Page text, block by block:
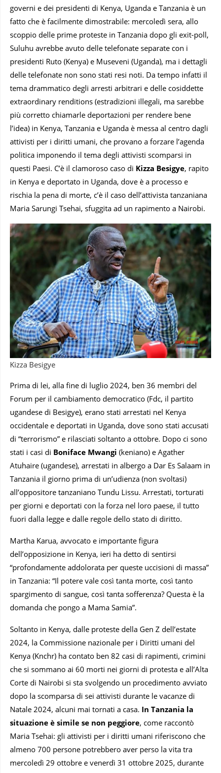
governi e dei presidenti di Kenya, Uganda e Tanzania è un
fatto che è facilmente dimostrabile: mercoledì sera, allo
scoppio delle prime proteste in Tanzania dopo gli exit-poll,
Suluhu avrebbe avuto delle telefonate separate con i
presidenti Ruto (Kenya) e Museveni (Uganda), ma i dettagli
delle telefonate non sono stati resi noti. Da tempo infatti il
tema drammatico degli arresti arbitrari e delle cosiddette
extraordinary renditions (estradizioni illegali, ma sarebbe
più corretto chiamarle deportazioni per rendere bene
l’idea) in Kenya, Tanzania e Uganda è messa al centro dagli
attivisti per i diritti umani, che provano a forzare l’agenda
politica imponendo il tema degli attivisti scomparsi in
questi Paesi. C’è il clamoroso caso di Kizza Besigye, rapito
in Kenya e deportato in Uganda, dove è a processo e
rischia la pena di morte, c’è il caso dell’attivista tanzaniana
Maria Sarungi Tsehai, sfuggita ad un rapimento a Nairobi.
Kizza Besigye
Prima di lei, alla fine di luglio 2024, ben 36 membri del
Forum per il cambiamento democratico (Fdc, il partito
ugandese di Besigye), erano stati arrestati nel Kenya
occidentale e deportati in Uganda, dove sono stati accusati
di “terrorismo” e rilasciati soltanto a ottobre. Dopo ci sono
stati i casi di Boniface Mwangi (keniano) e Agather
Atuhaire (ugandese), arrestati in albergo a Dar Es Salaam in
Tanzania il giorno prima di un’udienza (non svoltasi)
all’oppositore tanzaniano Tundu Lissu. Arrestati, torturati
per giorni e deportati con la forza nel loro paese, il tutto
fuori dalla legge e dalle regole dello stato di diritto.
Martha Karua, avvocato e importante figura
dell’opposizione in Kenya, ieri ha detto di sentirsi
“profondamente addolorata per queste uccisioni di massa”
in Tanzania: “Il potere vale così tanta morte, così tanto
spargimento di sangue, così tanta sofferenza? Questa è la
domanda che pongo a Mama Samia”.
Soltanto in Kenya, dalle proteste della Gen Z dell’estate
2024, la Commissione nazionale per i Diritti umani del
Kenya (Knchr) ha contato ben 82 casi di rapimenti, crimini
che si sommano ai 60 morti nei giorni di protesta e all’Alta
Corte di Nairobi si sta svolgendo un procedimento avviato
dopo la scomparsa di sei attivisti durante le vacanze di
Natale 2024, alcuni mai tornati a casa. In Tanzania la
situazione è simile se non peggiore, come raccontò
Maria Tsehai: gli attivisti per i diritti umani riferiscono che
almeno 700 persone potrebbero aver perso la vita tra
mercoledì 29 ottobre e venerdì 31 ottobre 2025, durante